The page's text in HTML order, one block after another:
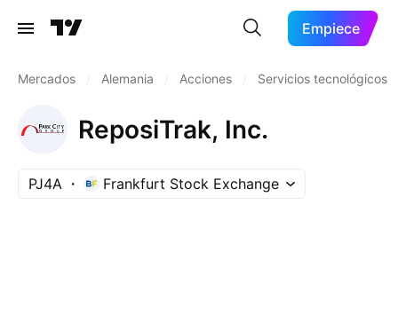
Empiece
Mercados Alemania Acciones Servicios tecnológicos
ReposiTrak, Inc.
PJ4A Frankfurt Stock Exchange